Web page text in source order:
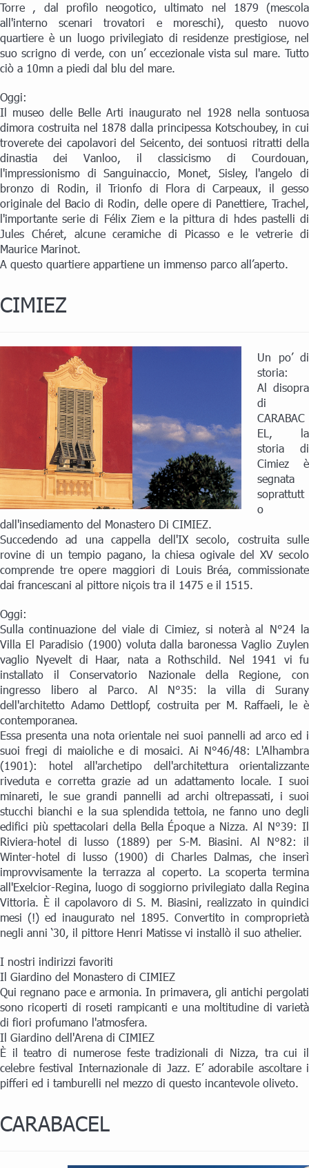
Torre , dal profilo neogotico, ultimato nel 1879 (mescola
all'interno scenari trovatori e moreschi), questo nuovo
quartiere è un luogo privilegiato di residenze prestigiose, nel
suo scrigno di verde, con un’ eccezionale vista sul mare. Tutto
ciò a 10mn a piedi dal blu del mare.
Oggi:
Il museo delle Belle Arti inaugurato nel 1928 nella sontuosa
dimora costruita nel 1878 dalla principessa Kotschoubey, in cui
troverete dei capolavori del Seicento, dei sontuosi ritratti della
dinastia dei Vanloo, il classicismo di Courdouan,
l'impressionismo di Sanguinaccio, Monet, Sisley, l'angelo di
bronzo di Rodin, il Trionfo di Flora di Carpeaux, il gesso
originale del Bacio di Rodin, delle opere di Panettiere, Trachel,
l'importante serie di Félix Ziem e la pittura di hdes pastelli di
Jules Chéret, alcune ceramiche di Picasso e le vetrerie di
Maurice Marinot.
A questo quartiere appartiene un immenso parco all’aperto.
CIMIEZ
Un po’ di
storia:
Al disopra
di
CARABAC
EL, la
storia di
Cimiez è
segnata
soprattutt
o
dall'insediamento del Monastero Di CIMIEZ.
Succedendo ad una cappella dell'IX secolo, costruita sulle
rovine di un tempio pagano, la chiesa ogivale del XV secolo
comprende tre opere maggiori di Louis Bréa, commissionate
dai francescani al pittore niçois tra il 1475 e il 1515.
Oggi:
Sulla continuazione del viale di Cimiez, si noterà al N°24 la
Villa El Paradisio (1900) voluta dalla baronessa Vaglio Zuylen
vaglio Nyevelt di Haar, nata a Rothschild. Nel 1941 vi fu
installato il Conservatorio Nazionale della Regione, con
ingresso libero al Parco. Al N°35: la villa di Surany
dell'architetto Adamo Dettlopf, costruita per M. Raffaeli, le è
contemporanea.
Essa presenta una nota orientale nei suoi pannelli ad arco ed i
suoi fregi di maioliche e di mosaici. Ai N°46/48: L'Alhambra
(1901): hotel all'archetipo dell'architettura orientalizzante
riveduta e corretta grazie ad un adattamento locale. I suoi
minareti, le sue grandi pannelli ad archi oltrepassati, i suoi
stucchi bianchi e la sua splendida tettoia, ne fanno uno degli
edifici più spettacolari della Bella Époque a Nizza. Al N°39: Il
Riviera-hotel di lusso (1889) per S-M. Biasini. Al N°82: il
Winter-hotel di lusso (1900) di Charles Dalmas, che inserì
improvvisamente la terrazza al coperto. La scoperta termina
all'Exelcior-Regina, luogo di soggiorno privilegiato dalla Regina
Vittoria. È il capolavoro di S. M. Biasini, realizzato in quindici
mesi (!) ed inaugurato nel 1895. Convertito in comproprietà
negli anni ‘30, il pittore Henri Matisse vi installò il suo athelier.
I nostri indirizzi favoriti
Il Giardino del Monastero di CIMIEZ
Qui regnano pace e armonia. In primavera, gli antichi pergolati
sono ricoperti di roseti rampicanti e una moltitudine di varietà
di fiori profumano l'atmosfera.
Il Giardino dell'Arena di CIMIEZ
È il teatro di numerose feste tradizionali di Nizza, tra cui il
celebre festival Internazionale di Jazz. E’ adorabile ascoltare i
pifferi ed i tamburelli nel mezzo di questo incantevole oliveto.
CARABACEL